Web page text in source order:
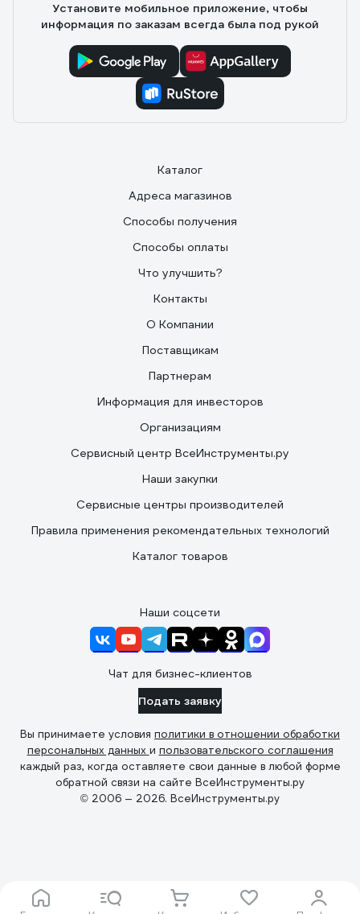
Установите мобильное приложение, чтобы
информация по заказам всегда была под рукой
Каталог
Адреса магазинов
Способы получения
Способы оплаты
Что улучшить?
Контакты
О Компании
Поставщикам
Партнерам
Информация для инвесторов
Организациям
Сервисный центр ВсеИнструменты.ру
Наши закупки
Сервисные центры производителей
Правила применения рекомендательных технологий
Каталог товаров
Наши соцсети
Чат для бизнес-клиентов
Подать заявку
Вы принимаете условия политики в отношении обработки
персональных данных и пользовательского соглашения
каждый раз, когда оставляете свои данные в любой форме
обратной связи на сайте ВсеИнструменты.ру
© 2006 — 2026. ВсеИнструменты.ру